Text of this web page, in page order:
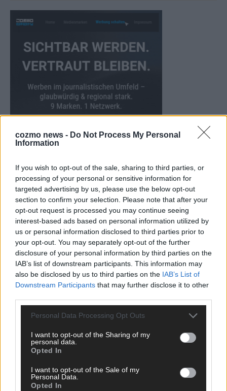
cozmo news - Do Not Process My Personal
Information
If you wish to opt-out of the sale, sharing to third parties, or
processing of your personal or sensitive information for
targeted advertising by us, please use the below opt-out
section to confirm your selection. Please note that after your
opt-out request is processed you may continue seeing
interest-based ads based on personal information utilized by
us or personal information disclosed to third parties prior to
your opt-out. You may separately opt-out of the further
disclosure of your personal information by third parties on the
IAB’s list of downstream participants. This information may
also be disclosed by us to third parties on the IAB’s List of
Downstream Participants that may further disclose it to other
Personal Data Processing Opt Outs
I want to opt-out of the Sharing of my
personal data.
Opted In
I want to opt-out of the Sale of my
Personal Data.
Opted In
AD